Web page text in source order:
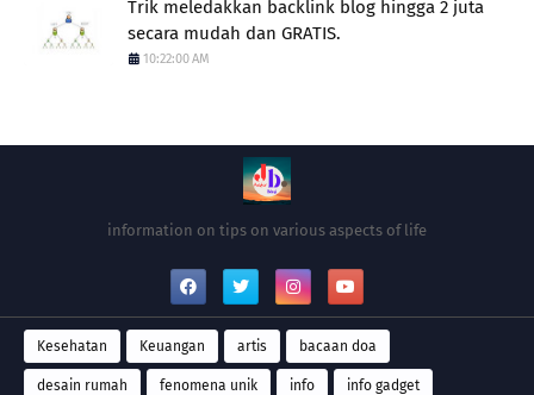
Trik meledakkan backlink blog hingga 2 juta
secara mudah dan GRATIS.
10:22:00 AM
information on tips on various aspects of life
Kesehatan Keuangan artis bacaan doa
desain rumah fenomena unik info info gadget